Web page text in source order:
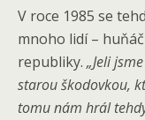
V roce 1985 se
mnoho lidí –
republiky. „Jeli
starou škodovkou,
tomu nám hrál